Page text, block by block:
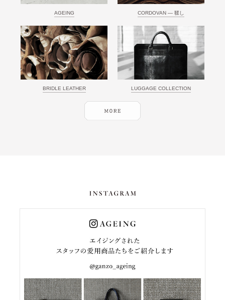
AGEING CORDOVAN ― 鞣し
BRIDLE LEATHER LUGGAGE COLLECTION